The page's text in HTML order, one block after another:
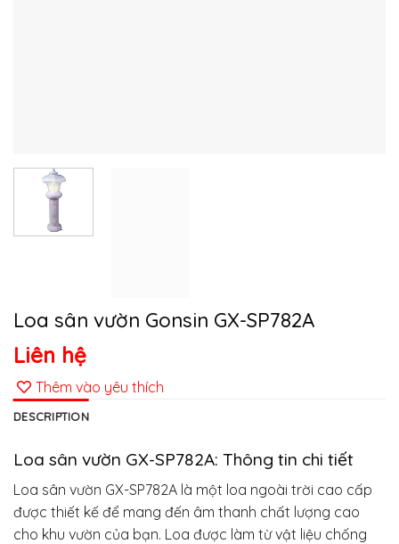
Loa sân vườn Gonsin GX-SP782A
Liên hệ
Thêm vào yêu thích
DESCRIPTION
Loa sân vườn GX-SP782A: Thông tin chi tiết
Loa sân vườn GX-SP782A là một loa ngoài trời cao cấp
được thiết kế để mang đến âm thanh chất lượng cao
cho khu vườn của bạn. Loa được làm từ vật liệu chống